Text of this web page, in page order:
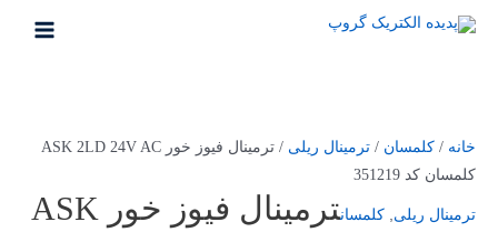
پرش
خانه / کلمسان / ترمینال ریلی
/ ترمینال فیوز خور ASK 2LD 24V AC
کلمسان کد 351219
ترمینال ریلی, کلمسان
ترمینال فیوز خور ASK